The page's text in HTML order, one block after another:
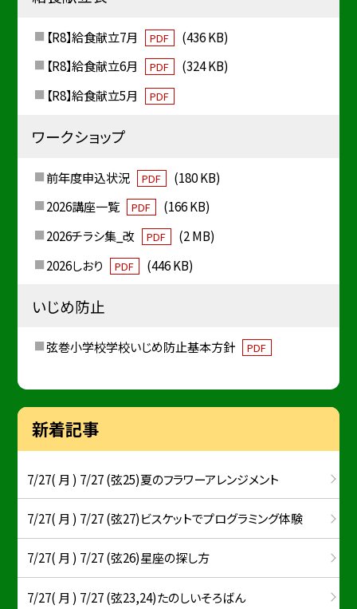
【R8】給食献立7月 PDF
(436 KB)
【R8】給食献立6月
PDF
(324 KB)
【R8】給食献立5月
PDF
ワークショップ
前年度申込状況 PDF
(180 KB)
2026講座一覧
PDF
(166 KB)
2026チラシ集_改
PDF
(2 MB)
2026しおり
PDF (446 KB)
いじめ防止
弦巻小学校学校いじめ防止基本方針 PDF
新着記事
7/27( 月 ) 7/27 (弦25)夏のフラワーアレンジメント
7/27( 月 ) 7/27 (弦27)ビスケットでプログラミング体験
7/27( 月 ) 7/27 (弦26)星座の探し方
7/27( 月 ) 7/27 (弦23,24)たのしいそろばん